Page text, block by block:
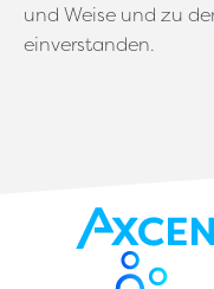
und Weise und zu
einverstanden.